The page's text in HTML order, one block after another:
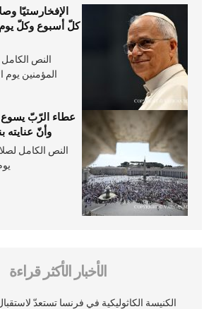
الإفخارستيّا
كلّ أسبوع وكلّ
النص الكامل
المؤمنين يوم
عطاء الرّبّ
وأنّ عنايته
النص الكامل
يوم
الأخبار الأكثر قراءة
الكنيسة الكاثوليكية في فرنسا تستعدّ لاستقبال